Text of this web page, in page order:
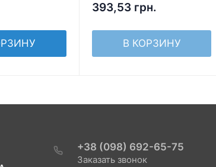
393,53 грн.
В КОРЗИНУ
+38 (098) 692-65-75
Заказать звонок